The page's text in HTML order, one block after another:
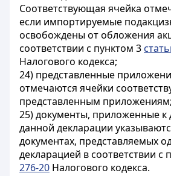
Соответствующая ячейка
если импортируемые
освобождены от обложения
соответствии с пунктом 3
Налогового кодекса;
24) представленные
отмечаются ячейки
представленным приложениям;
25) документы, приложенные к
данной декларации
документах, представляемых
декларацией в соответствии с
276-20 Налогового кодекса.